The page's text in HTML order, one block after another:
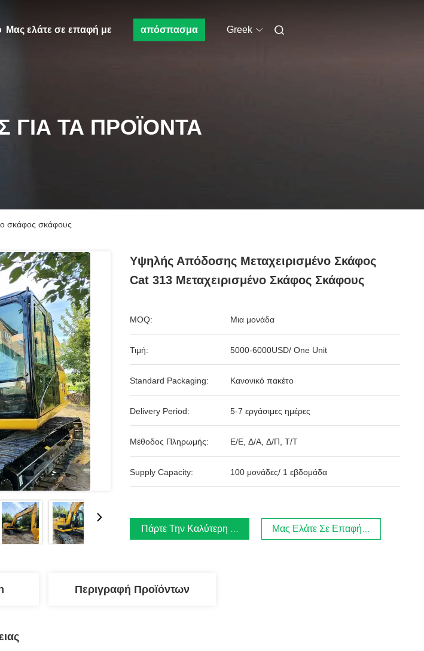
Μας ελάτε σε επαφή με απόσπασμα Greek
ΓΙΑ ΤΑ ΠΡΟΪΌΝΤΑ
σκάφος σκάφους
Υψηλής Απόδοσης Μεταχειρισμένο Σκάφος
Cat 313 Μεταχειρισμένο Σκάφος Σκάφους
MOQ: Μια μονάδα
Τιμή: 5000-6000USD/ One Unit
Standard Packaging: Κανονικό πακέτο
Delivery Period: 5-7 εργάσιμες ημέρες
Μέθοδος Πληρωμής: Ε/Ε, Δ/Α, Δ/Π, Τ/Τ
Supply Capacity: 100 μονάδες/ 1 εβδομάδα
Πάρτε Την Καλύτερη Τιμή Μας Ελάτε Σε Επαφή Με
Περιγραφή Προϊόντων